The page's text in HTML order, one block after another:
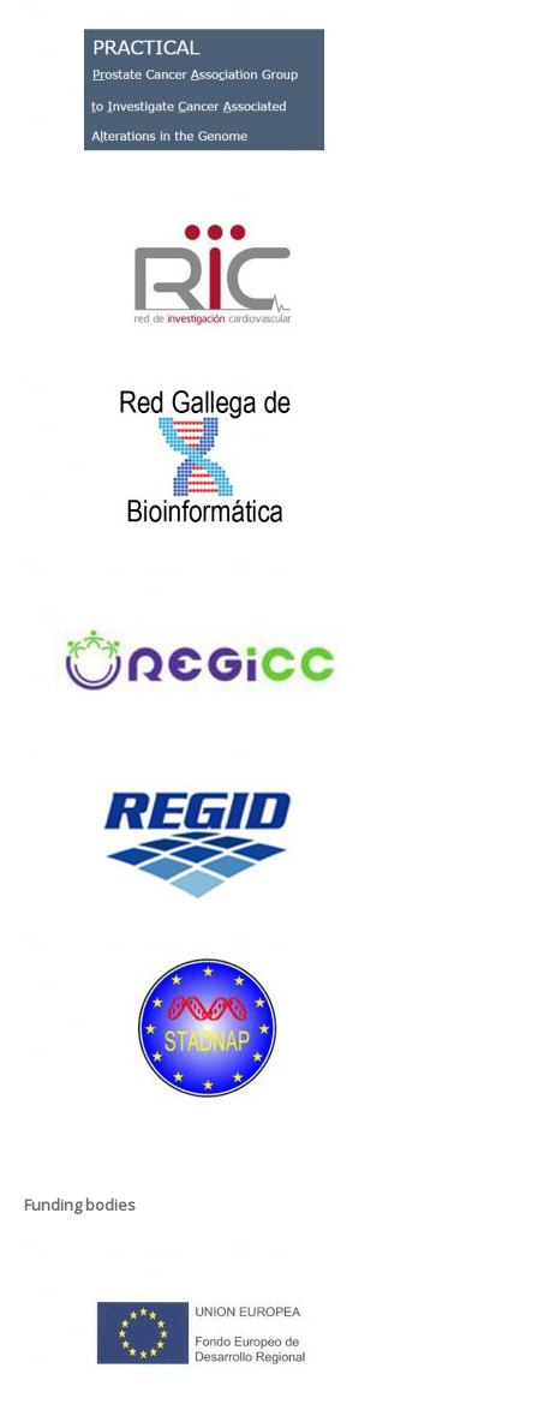
Funding bodies